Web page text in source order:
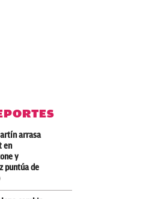
arrasa
en
y
puntúa de